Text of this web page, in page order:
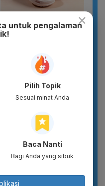
Sandal Pria Wanita
CLOSS Waterproof Anti
Botol Gelas Minum
Lucu Vacuum Flask
900ML Coffee...
×
untuk pengalaman
Pilih Topik
Sesuai minat Anda
Baca Nanti
Bagi Anda yang sibuk